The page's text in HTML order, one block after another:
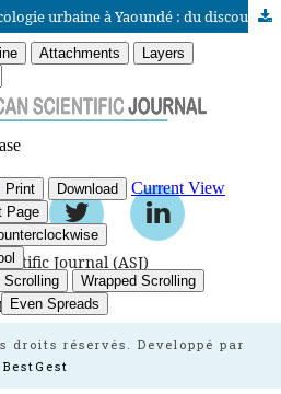
Églises protestantes et écologie urbaine à Yaoundé : du discours aux pratiques
Journal (ASJ)
: 2658-9311
réservés. Developpé par
BestGest